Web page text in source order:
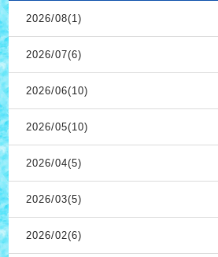
2026/08(1)
2026/07(6)
2026/06(10)
2026/05(10)
2026/04(5)
2026/03(5)
2026/02(6)